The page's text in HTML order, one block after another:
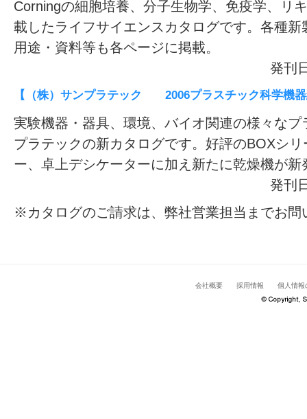
Corningの細胞培養、分子生物学、免疫学、リ
載したライフサイエンスカタログです。各種
用途・資料等も各ページに掲載。
発刊
【（株）サンプラテック 2006プラスチック科学機
実験機器・器具、環境、バイオ関連の様々な
プラテックの新カタログです。好評のBOXシ
ー、卓上デシケーターに加え新たに乾燥機が新
発刊
※カタログのご請求は、弊社営業担当までお問
会社概要 採用情報 個人情報